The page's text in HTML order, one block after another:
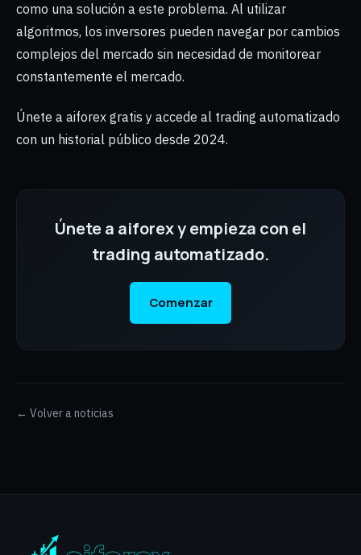
como una solución a este problema. Al utilizar
algoritmos, los inversores pueden navegar por cambios
complejos del mercado sin necesidad de monitorear
constantemente el mercado.
Únete a aiforex gratis y accede al trading automatizado
con un historial público desde 2024.
Únete a aiforex y empieza con el
trading automatizado.
Comenzar
← Volver a noticias